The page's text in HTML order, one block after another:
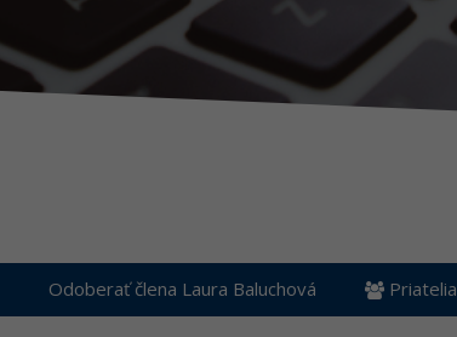
Odoberať člena Laura Baluchová Priatelia